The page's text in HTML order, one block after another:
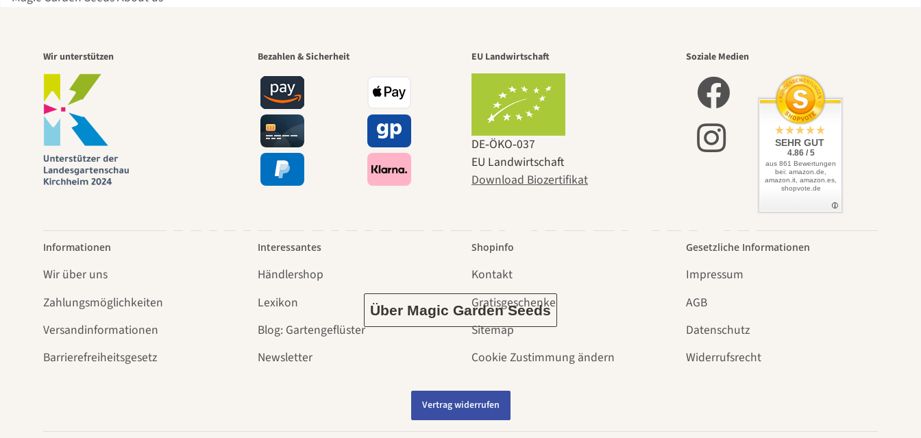
Einer der schönsten
Wege zu uns selbst
führt durch den Garten
Über Magic Garden Seeds
Wir unterstützen Bezahlen & Sicherheit EU Landwirtschaft
DE‑ÖKO‑037
EU Landwirtschaft
Download Biozertifikat
Soziale Medien
SEHR GUT
4.86 / 5
aus 861 Bewertungen
bei: amazon.de,
amazon.it, amazon.es,
shopvote.de
Informationen
Wir über uns
Zahlungsmöglichkeiten
Versandinformationen
Barrierefreiheitsgesetz
Interessantes
Händlershop
Lexikon
Blog: Gartengeflüster
Newsletter
Shopinfo
Kontakt
Gratisgeschenke
Sitemap
Cookie Zustimmung ändern
Gesetzliche Informationen
Impressum
AGB
Datenschutz
Widerrufsrecht
Vertrag widerrufen